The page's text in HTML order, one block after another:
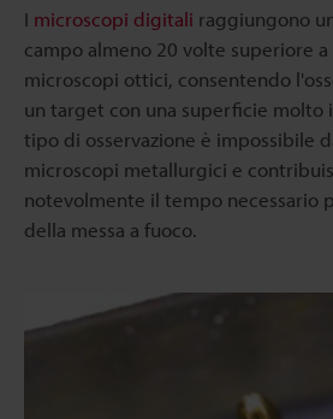
I microscopi digitali raggiungono
campo almeno 20 volte superiore
microscopi ottici, consentendo
un target con una superficie molto
tipo di osservazione è impossibile
microscopi metallurgici e
notevolmente il tempo necessario
della messa a fuoco.